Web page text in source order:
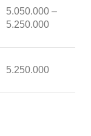
5.050.000 –
5.250.000
5.250.000